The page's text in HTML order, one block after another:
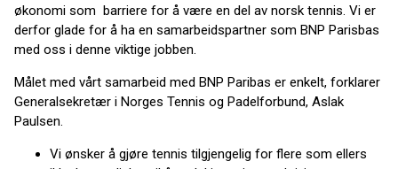
økonomi som barriere for å være en del av norsk tennis. Vi er
derfor glade for å ha en samarbeidspartner som BNP Parisbas
med oss i denne viktige jobben.
Målet med vårt samarbeid med BNP Paribas er enkelt, forklarer
Generalsekretær i Norges Tennis og Padelforbund, Aslak
Paulsen.
Vi ønsker å gjøre tennis tilgjengelig for flere som ellers